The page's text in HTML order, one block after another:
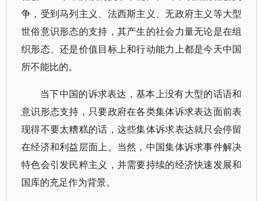
争，受到马列主义、法西斯主义、无政府主义等大型
世俗意识形态的支持，其产生的社会力量无论是在组
织形态、还是价值目标上和行动能力上都是今天中国
所不能比的。
当下中国的诉求表达，基本上没有大型的话语和
意识形态支持，只要政府在各类集体诉求表达面前表
现得不要太糟糕的话，这些集体诉求表达就只会停留
在经济和利益层面上。当然，中国集体诉求事件解决
特色会引发民粹主义，并需要持续的经济快速发展和
国库的充足作为背景。